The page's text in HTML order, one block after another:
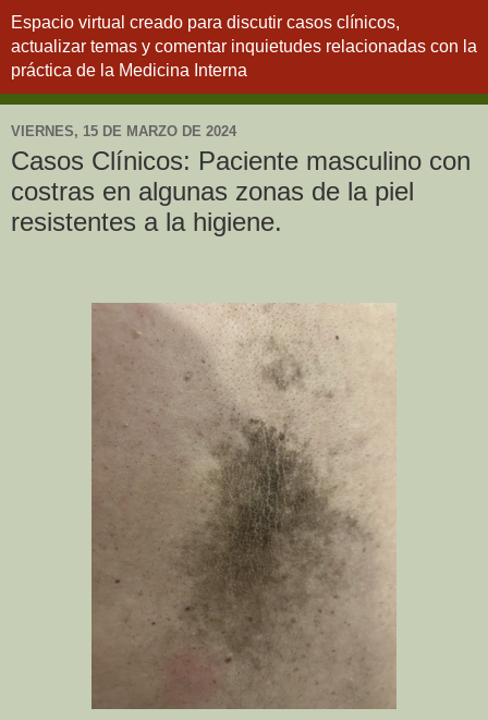
Espacio virtual creado para discutir casos clínicos,
actualizar temas y comentar inquietudes relacionadas con la
práctica de la Medicina Interna
VIERNES, 15 DE MARZO DE 2024
Casos Clínicos: Paciente masculino con
costras en algunas zonas de la piel
resistentes a la higiene.